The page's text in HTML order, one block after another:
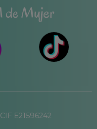
CIF E21596242